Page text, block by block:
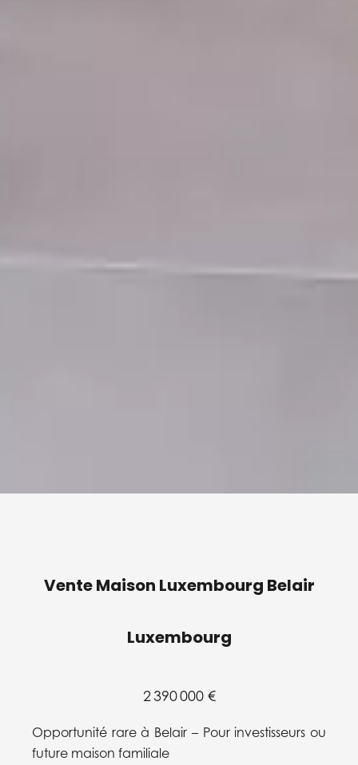
Vente Maison Luxembourg Belair
Luxembourg
2 390 000 €
Opportunité rare à Belair – Pour investisseurs ou
future maison familiale